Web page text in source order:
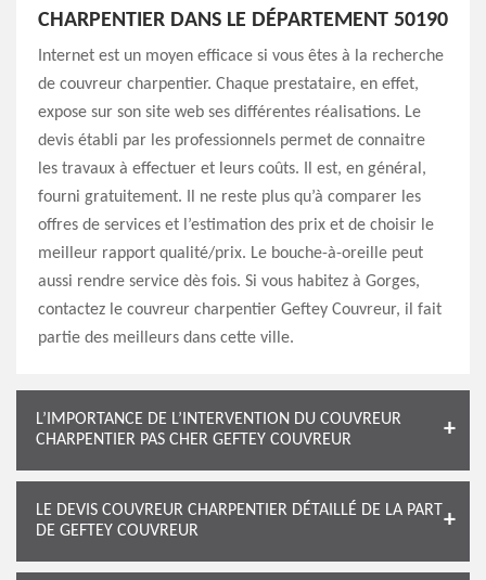
CHARPENTIER DANS LE DÉPARTEMENT 50190
Internet est un moyen efficace si vous êtes à la recherche
de couvreur charpentier. Chaque prestataire, en effet,
expose sur son site web ses différentes réalisations. Le
devis établi par les professionnels permet de connaitre
les travaux à effectuer et leurs coûts. Il est, en général,
fourni gratuitement. Il ne reste plus qu’à comparer les
offres de services et l’estimation des prix et de choisir le
meilleur rapport qualité/prix. Le bouche-à-oreille peut
aussi rendre service dès fois. Si vous habitez à Gorges,
contactez le couvreur charpentier Geftey Couvreur, il fait
partie des meilleurs dans cette ville.
L’IMPORTANCE DE L’INTERVENTION DU COUVREUR
CHARPENTIER PAS CHER GEFTEY COUVREUR
LE DEVIS COUVREUR CHARPENTIER DÉTAILLÉ DE LA PART
DE GEFTEY COUVREUR